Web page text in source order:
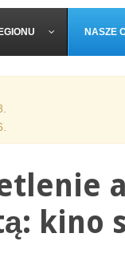
NASZE
kino